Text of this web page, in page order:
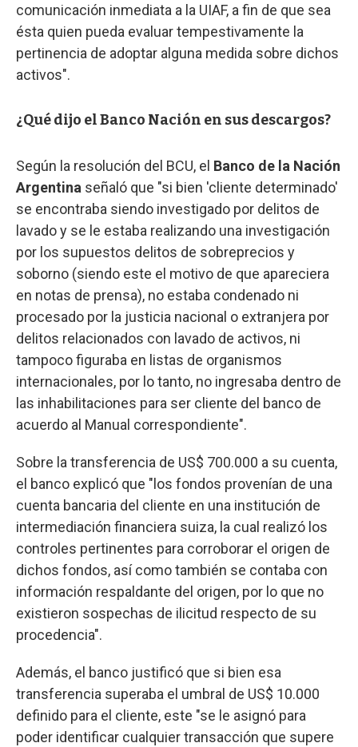
comunicación inmediata a la UIAF, a fin de que sea
ésta quien pueda evaluar tempestivamente la
pertinencia de adoptar alguna medida sobre dichos
activos".
¿Qué dijo el Banco Nación en sus descargos?
Según la resolución del BCU, el Banco de la Nación
Argentina señaló que "si bien 'cliente determinado'
se encontraba siendo investigado por delitos de
lavado y se le estaba realizando una investigación
por los supuestos delitos de sobreprecios y
soborno (siendo este el motivo de que apareciera
en notas de prensa), no estaba condenado ni
procesado por la justicia nacional o extranjera por
delitos relacionados con lavado de activos, ni
tampoco figuraba en listas de organismos
internacionales, por lo tanto, no ingresaba dentro de
las inhabilitaciones para ser cliente del banco de
acuerdo al Manual correspondiente".
Sobre la transferencia de US$ 700.000 a su cuenta,
el banco explicó que "los fondos provenían de una
cuenta bancaria del cliente en una institución de
intermediación financiera suiza, la cual realizó los
controles pertinentes para corroborar el origen de
dichos fondos, así como también se contaba con
información respaldante del origen, por lo que no
existieron sospechas de ilicitud respecto de su
procedencia".
Además, el banco justificó que si bien esa
transferencia superaba el umbral de US$ 10.000
definido para el cliente, este "se le asignó para
poder identificar cualquier transacción que supere